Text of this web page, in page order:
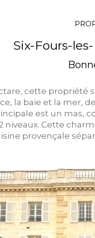
Six-Fours-
cette propriété
la baie et la mer,
est un mas,
niveaux. Cette
provençale